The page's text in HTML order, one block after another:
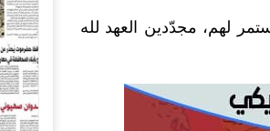
لهم، مجدّدين العهد لله